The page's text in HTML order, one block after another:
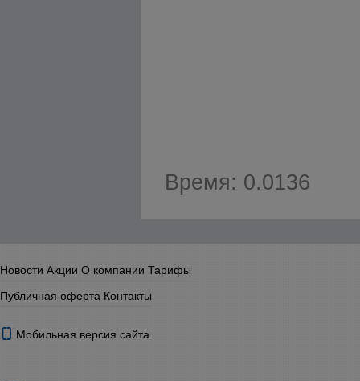
Время: 0.0136
Новости Акции О компании Тарифы
Публичная оферта Контакты
Мобильная версия сайта